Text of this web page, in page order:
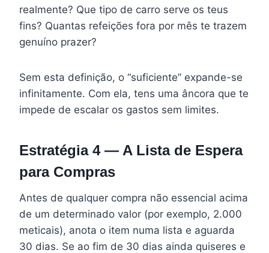
realmente? Que tipo de carro serve os teus
fins? Quantas refeições fora por mês te trazem
genuíno prazer?
Sem esta definição, o “suficiente” expande-se
infinitamente. Com ela, tens uma âncora que te
impede de escalar os gastos sem limites.
Estratégia 4 — A Lista de Espera
para Compras
Antes de qualquer compra não essencial acima
de um determinado valor (por exemplo, 2.000
meticais), anota o item numa lista e aguarda
30 dias. Se ao fim de 30 dias ainda quiseres e